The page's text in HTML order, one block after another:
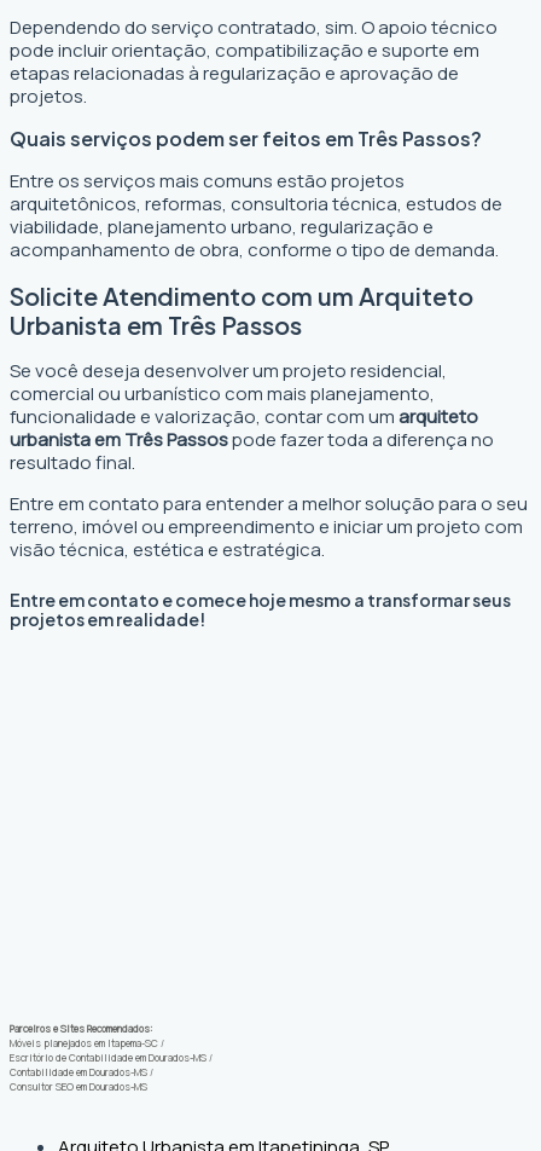
Dependendo do serviço contratado, sim. O apoio técnico
pode incluir orientação, compatibilização e suporte em
etapas relacionadas à regularização e aprovação de
projetos.
Quais serviços podem ser feitos em Três Passos?
Entre os serviços mais comuns estão projetos
arquitetônicos, reformas, consultoria técnica, estudos de
viabilidade, planejamento urbano, regularização e
acompanhamento de obra, conforme o tipo de demanda.
Solicite Atendimento com um Arquiteto
Urbanista em Três Passos
Se você deseja desenvolver um projeto residencial,
comercial ou urbanístico com mais planejamento,
funcionalidade e valorização, contar com umarquiteto
urbanista em Três Passospode fazer toda a diferença no
resultado final.
Entre em contato para entender a melhor solução para o seu
terreno, imóvel ou empreendimento e iniciar um projeto com
visão técnica, estética e estratégica.
Entre em contato e comece hoje mesmo a transformar seus
projetos em realidade!
Parceiros e Sites Recomendados:
Móveis planejados em Itapema-SC /
Escritório de Contabilidade em Dourados-MS /
Contabilidade em Dourados-MS /
Consultor SEO em Dourados-MS